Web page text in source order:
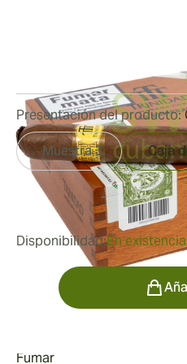
Reseñas
427,31 € fue 610,44 €
Disponibilidad:En
Presentación del producto:
Muestra 3 Caja
Cantidad
Fumar